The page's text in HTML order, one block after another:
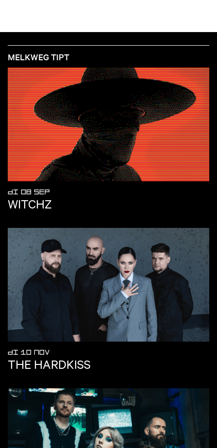
MELKWEG TIPT
DI 08 SEP
WITCHZ
DI 10 NOV
THE HARDKISS